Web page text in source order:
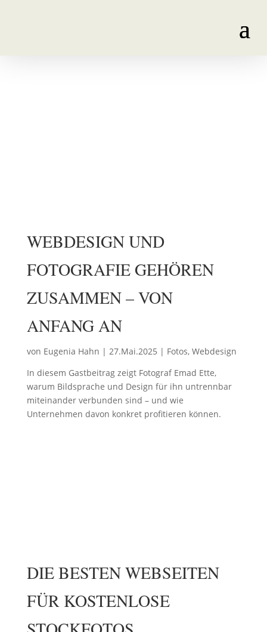
WEBDESIGN UND
FOTOGRAFIE GEHÖREN
ZUSAMMEN – VON
ANFANG AN
von Eugenia Hahn | 27.Mai.2025 | Fotos, Webdesign
In diesem Gastbeitrag zeigt Fotograf Emad Ette,
warum Bildsprache und Design für ihn untrennbar
miteinander verbunden sind – und wie
Unternehmen davon konkret profitieren können.
DIE BESTEN WEBSEITEN
FÜR KOSTENLOSE